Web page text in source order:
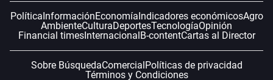
Política InformaciónEconomía Indicadores económicosAgro
AmbienteCulturaDeportesTecnologíaOpinión
Financial timesInternacional B-contentCartas al Director
Sobre BúsquedaComercial Políticas de privacidad
Términos y Condiciones